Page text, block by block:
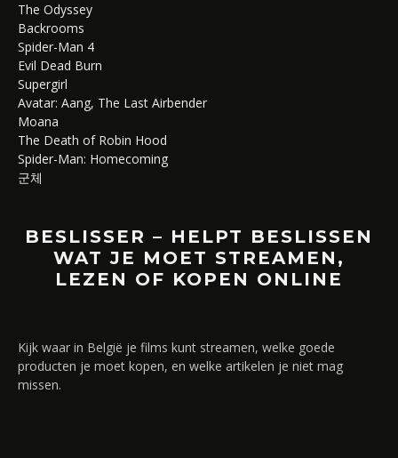
The Odyssey
Backrooms
Spider-Man 4
Evil Dead Burn
Supergirl
Avatar: Aang, The Last Airbender
Moana
The Death of Robin Hood
Spider-Man: Homecoming
군체
BESLISSER – HELPT BESLISSEN
WAT JE MOET STREAMEN,
LEZEN OF KOPEN ONLINE
Kijk waar in België je films kunt streamen, welke goede
producten je moet kopen, en welke artikelen je niet mag
missen.